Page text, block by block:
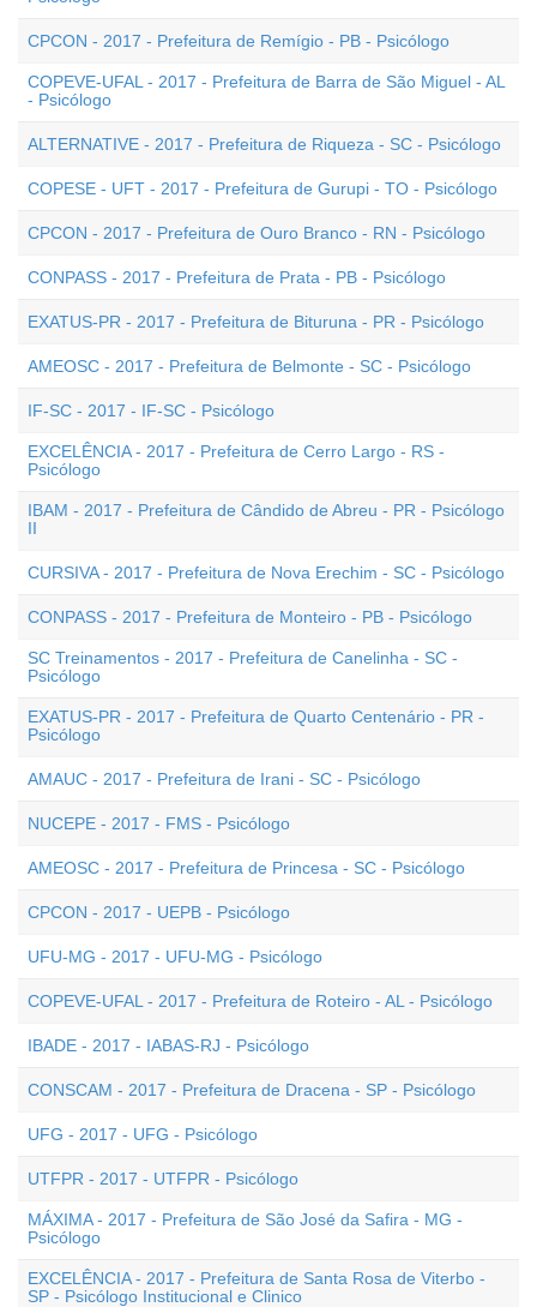
CPCON - 2017 - Prefeitura de Remígio - PB - Psicólogo
COPEVE-UFAL - 2017 - Prefeitura de Barra de São Miguel - AL
- Psicólogo
ALTERNATIVE - 2017 - Prefeitura de Riqueza - SC - Psicólogo
COPESE - UFT - 2017 - Prefeitura de Gurupi - TO - Psicólogo
CPCON - 2017 - Prefeitura de Ouro Branco - RN - Psicólogo
CONPASS - 2017 - Prefeitura de Prata - PB - Psicólogo
EXATUS-PR - 2017 - Prefeitura de Bituruna - PR - Psicólogo
AMEOSC - 2017 - Prefeitura de Belmonte - SC - Psicólogo
IF-SC - 2017 - IF-SC - Psicólogo
EXCELÊNCIA - 2017 - Prefeitura de Cerro Largo - RS -
Psicólogo
IBAM - 2017 - Prefeitura de Cândido de Abreu - PR - Psicólogo
II
CURSIVA - 2017 - Prefeitura de Nova Erechim - SC - Psicólogo
CONPASS - 2017 - Prefeitura de Monteiro - PB - Psicólogo
SC Treinamentos - 2017 - Prefeitura de Canelinha - SC -
Psicólogo
EXATUS-PR - 2017 - Prefeitura de Quarto Centenário - PR -
Psicólogo
AMAUC - 2017 - Prefeitura de Irani - SC - Psicólogo
NUCEPE - 2017 - FMS - Psicólogo
AMEOSC - 2017 - Prefeitura de Princesa - SC - Psicólogo
CPCON - 2017 - UEPB - Psicólogo
UFU-MG - 2017 - UFU-MG - Psicólogo
COPEVE-UFAL - 2017 - Prefeitura de Roteiro - AL - Psicólogo
IBADE - 2017 - IABAS-RJ - Psicólogo
CONSCAM - 2017 - Prefeitura de Dracena - SP - Psicólogo
UFG - 2017 - UFG - Psicólogo
UTFPR - 2017 - UTFPR - Psicólogo
MÁXIMA - 2017 - Prefeitura de São José da Safira - MG -
Psicólogo
EXCELÊNCIA - 2017 - Prefeitura de Santa Rosa de Viterbo -
SP - Psicólogo Institucional e Clinico